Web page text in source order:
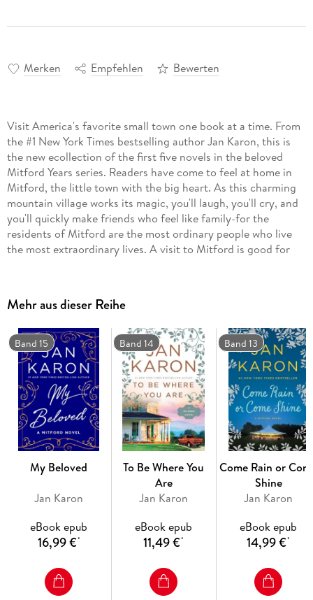
Merken Empfehlen Bewerten
Visit America's favorite small town one book at a time. From
the #1 New York Times bestselling author Jan Karon, this is
the new ecollection of the first five novels in the beloved
Mitford Years series. Readers have come to feel at home in
Mitford, the little town with the big heart. As this charming
mountain village works its magic, you'll laugh, you'll cry, and
you'll quickly make friends who feel like family-for the
residents of Mitford are the most ordinary people who live
the most extraordinary lives. A visit to Mitford is good for
Mehr aus dieser Reihe
Band 15
My Beloved
Jan Karon
eBook epub
16,99 €*
Band 14
To Be Where You
Are
Jan Karon
eBook epub
11,49 €*
Band 13
Come Rain or
Shine
Jan Karon
eBook epub
14,99 €*